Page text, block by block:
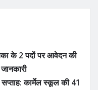
के 2 पदों पर आवेदन की
कार्मेल स्कूल की 41